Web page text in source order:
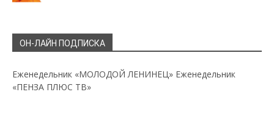
ОН-ЛАЙН ПОДПИСКА
Еженедельник «МОЛОДОЙ ЛЕНИНЕЦ» Еженедельник
«ПЕНЗА ПЛЮС ТВ»